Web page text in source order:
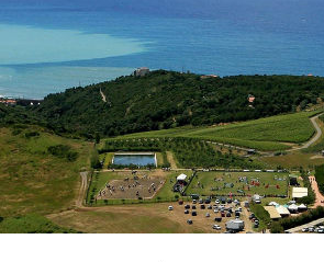
profilo
bio-cantina
oliveta
ospitalità
degustazioni
comunicazione